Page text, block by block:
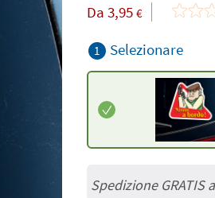
Da 3,95 €
1 Selezionare
Spedizione GRATIS